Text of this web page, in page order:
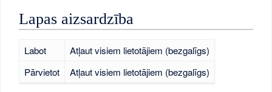
Lapas aizsardzība
Labot
Atļaut visiem lietotājiem (bezgalīgs)
Pārvietot
Atļaut visiem lietotājiem (bezgalīgs)